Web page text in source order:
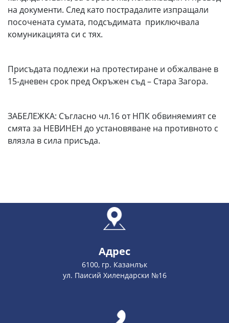
на документи. След като пострадалите изпращали
посочената сумата, подсъдимата приключвала
комуникацията си с тях.
Присъдата подлежи на протестиране и обжалване в
15-дневен срок пред Окръжен съд – Стара Загора.
ЗАБЕЛЕЖКА: Съгласно чл.16 от НПК обвиняемият се
смята за НЕВИНЕН до установяване на противното с
влязла в сила присъда.
Адрес
6100, гр. Казанлък
ул. Паисий Хилендарски №16